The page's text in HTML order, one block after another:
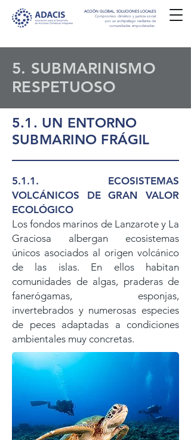
ACCIÓN GLOBAL, SOLUCIONES LOCALES
Compromiso climático y justicia social
por un archipiélago resiliente de
comunidades empoderadas.
5. SUBMARINISMO
RESPETUOSO
5.1. UN ENTORNO
SUBMARINO FRÁGIL
5.1.1. ECOSISTEMAS
VOLCÁNICOS DE GRAN VALOR
ECOLÓGICO
Los fondos marinos de Lanzarote y La
Graciosa albergan ecosistemas
únicos asociados al origen volcánico
de las islas. En ellos habitan
comunidades de algas, praderas de
fanerógamas, esponjas,
invertebrados y numerosas especies
de peces adaptadas a condiciones
ambientales muy concretas.